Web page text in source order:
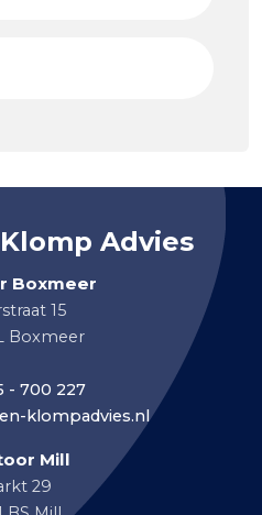
Advies
Boxmeer
15
Boxmeer
- 700 227
klompadvies.nl
Mill
29